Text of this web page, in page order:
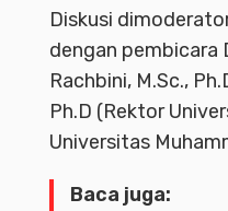
Diskusi
dengan pembicara
Rachbini, M.Sc.,
Ph.D (Rektor
Universitas
Baca juga: